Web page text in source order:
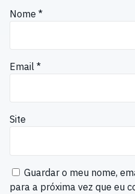
Nome *
Email *
Site
Guardar o meu nome,
para a próxima vez que eu